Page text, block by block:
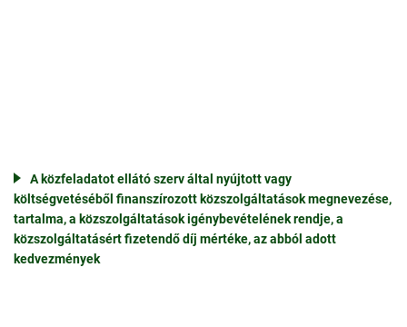
A közfeladatot ellátó szerv által nyújtott vagy
költségvetéséből finanszírozott közszolgáltatások megnevezése,
tartalma, a közszolgáltatások igénybevételének rendje, a
közszolgáltatásért fizetendő díj mértéke, az abból adott
kedvezmények